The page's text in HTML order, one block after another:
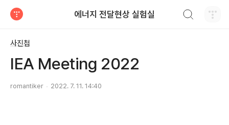
에너지 전달현상 실험실
사진첩
IEA Meeting 2022
romantiker 2022. 7. 11. 14:40